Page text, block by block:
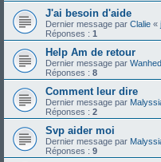
J'ai besoin d'aide
Dernier message par Clalie «
Réponses : 1
Help Am de retour
Dernier message par
Réponses : 8
Comment leur dire
Dernier message par
Réponses : 2
Svp aider moi
Dernier message par
Réponses : 9